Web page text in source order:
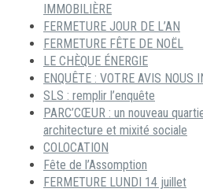
IMMOBILIÈRE
FERMETURE JOUR DE L’AN
FERMETURE FÊTE DE NOËL
LE CHÈQUE ÉNERGIE
ENQUÊTE : VOTRE AVIS NOUS
SLS : remplir l’enquête
PARC’CŒUR : un nouveau
architecture et mixité sociale
COLOCATION
Fête de l’Assomption
FERMETURE LUNDI 14 juillet